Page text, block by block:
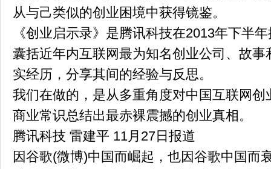
从与己类似的创业困境中获得镜鉴。
《创业启示录》是腾讯科技在2013年下半
囊括近年内互联网最为知名创业公司、故
实经历，分享其间的经验与反思。
我们在做的，是从多重角度对中国互联网
商业常识总结出最赤裸震撼的创业真相。
腾讯科技 雷建平 11月27日报道
因谷歌(微博)中国而崛起，也因谷歌中国而